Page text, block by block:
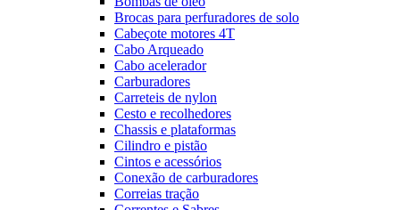
Brocas para perfuradores de solo
Cabeçote motores 4T
Cabo Arqueado
Cabo acelerador
Carburadores
Carreteis de nylon
Cesto e recolhedores
Chassis e plataformas
Cilindro e pistão
Cintos e acessórios
Conexão de carburadores
Correias tração